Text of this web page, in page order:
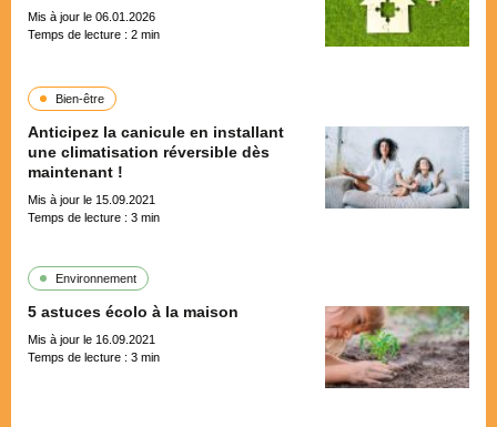
Mis à jour le 06.01.2026
Temps de lecture : 2 min
Bien-être
Anticipez la canicule en installant
une climatisation réversible dès
maintenant !
Mis à jour le 15.09.2021
Temps de lecture : 3 min
Environnement
5 astuces écolo à la maison
Mis à jour le 16.09.2021
Temps de lecture : 3 min